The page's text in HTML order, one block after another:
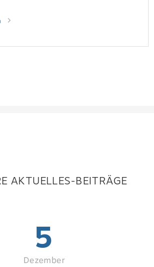
AKTUELLES-BEITRÄGE
5
Dezember